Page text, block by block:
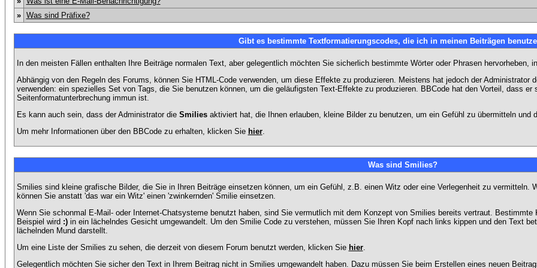
»
Was sind Präfixe?
Gibt es bestimmte Textformatierungscodes, die ich in meinen Beiträgen
In den meisten Fällen enthalten Ihre Beiträge normalen Text, aber gelegentlich möchten Sie sicherlich bestimmte Wörter oder Phrasen
Abhängig von den Regeln des Forums, können Sie HTML-Code verwenden, um diese Effekte zu produzieren. Meistens hat jedoch der
verwenden: ein spezielles Set von Tags, die Sie benutzen können, um die geläufigsten Text-Effekte zu produzieren. BBCode hat den Vorteil, dass
Seitenformatunterbrechung immun ist.
Es kann auch sein, dass der Administrator die Smiliesaktiviert hat, die Ihnen erlauben, kleine Bilder zu benutzen, um ein Gefühl zu übermitteln und
Um mehr Informationen über den BBCode zu erhalten, klicken Sie hier.
Was sind Smilies?
Smilies sind kleine grafische Bilder, die Sie in Ihren Beiträge einsetzen können, um ein Gefühl, z.B. einen Witz oder eine Verlegenheit zu vermitteln.
können Sie anstatt 'das war ein Witz' einen 'zwinkernden' Smilie einsetzen.
Wenn Sie schonmal E-Mail- oder Internet-Chatsysteme benutzt haben, sind Sie vermutlich mit dem Konzept von Smilies bereits vertraut.
Beispiel wird :)in ein lächelndes Gesicht umgewandelt. Um den Smilie Code zu verstehen, müssen Sie Ihren Kopf nach links kippen und den Text
lächelnden Mund darstellt.
Um eine Liste der Smilies zu sehen, die derzeit von diesem Forum benutzt werden, klicken Sie hier.
Gelegentlich möchten Sie sicher den Text in Ihrem Beitrag nicht in Smilies umgewandelt haben. Dazu müssen Sie beim Erstellen eines neuen